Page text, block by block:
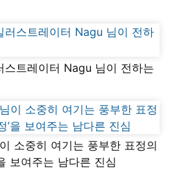
스트레이터 Nagu 님이 전하는
소중히 여기는 풍부한 표정의
보여주는 남다른 진심